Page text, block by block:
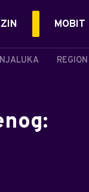
REGION
MOBIT